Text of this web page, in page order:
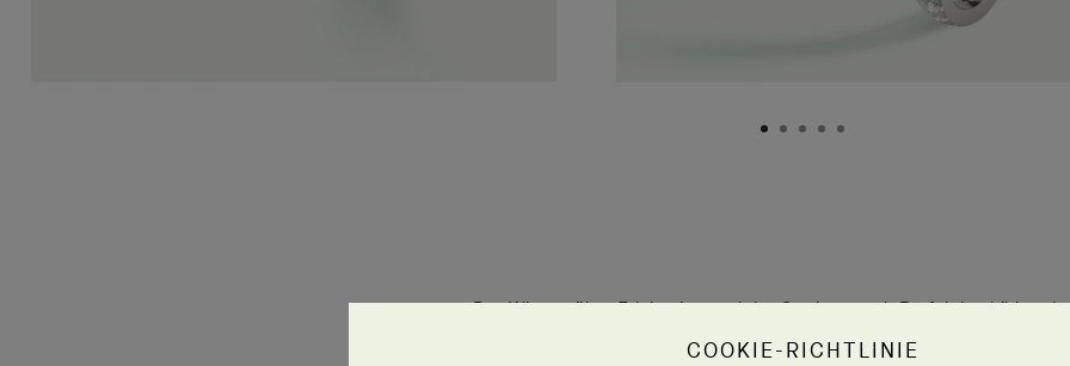
Das Wissen über Edelsteine und das Streben nach Perfektion bilden
Herzstück der Identität von Van Cleef & Arpels. Die intensive Brillanz der
COOKIE-RICHTLINIE